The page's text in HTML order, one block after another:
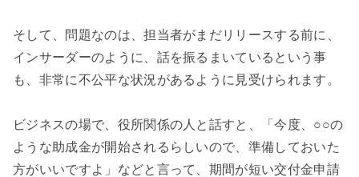
そして、問題なのは、担当者がまだリリースする前に、
インサーダーのように、話を振るまいているという事
も、非常に不公平な状況があるように見受けられます。
ビジネスの場で、役所関係の人と話すと、「今度、○○の
ような助成金が開始されるらしいので、準備しておいた
方がいいですよ」などと言って、期間が短い交付金申請